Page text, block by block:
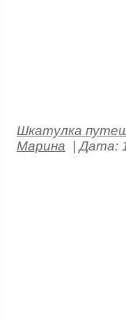
Шкатулка
Марина
|Дата: